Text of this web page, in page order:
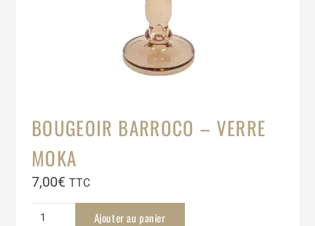
BOUGEOIR BARROCO – VERRE
MOKA
7,00€ TTC
Ajouter au panier